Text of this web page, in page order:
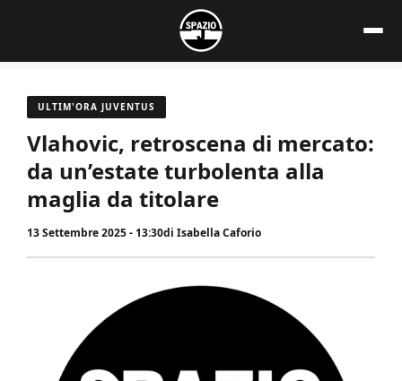
contenuto
ULTIM'ORA JUVENTUS
Vlahovic, retroscena di mercato:
da un’estate turbolenta alla
maglia da titolare
13 Settembre 2025 - 13:30di Isabella Caforio